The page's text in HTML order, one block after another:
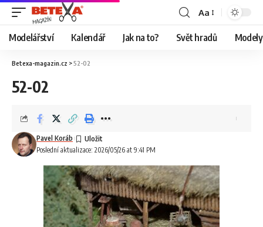
Aa
Modelářství Kalendář Jak na to? Svět hradů
Betexa-magazin.cz >52-02
52-02
Poslední aktualizace: 2026/05/26 at 9:41 PM
Pavel Koráb